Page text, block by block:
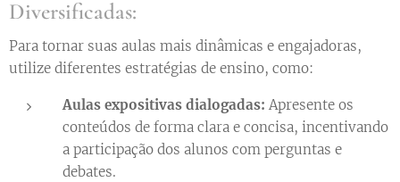
Diversificadas:
Para tornar suas aulas mais dinâmicas e engajadoras,
utilize diferentes estratégias de ensino, como:
Aulas expositivas dialogadas: Apresente os
conteúdos de forma clara e concisa, incentivando
a participação dos alunos com perguntas e
debates.